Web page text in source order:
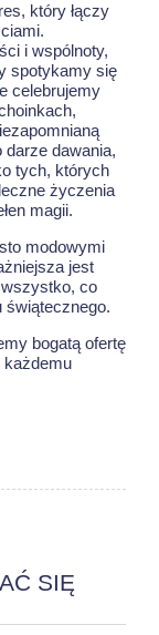
który łączy
i wspólnoty,
spotykamy się
celebrujemy
dawania,
tych, których
życzenia
magii.
modowymi
jest
co
świątecznego.
bogatą ofertę
każdemu
SIĘ